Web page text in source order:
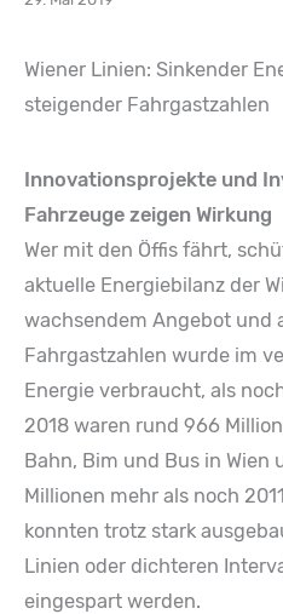
Wiener Linien: Sinkender
steigender Fahrgastzahlen
Innovationsprojekte und
Fahrzeuge zeigen Wirkung
Wer mit den Öffis fährt,
aktuelle Energiebilanz der
wachsendem Angebot und
Fahrgastzahlen wurde im
Energie verbraucht, als
2018 waren rund 966
Bahn, Bim und Bus in Wien
Millionen mehr als noch
konnten trotz stark
Linien oder dichteren
eingespart werden.